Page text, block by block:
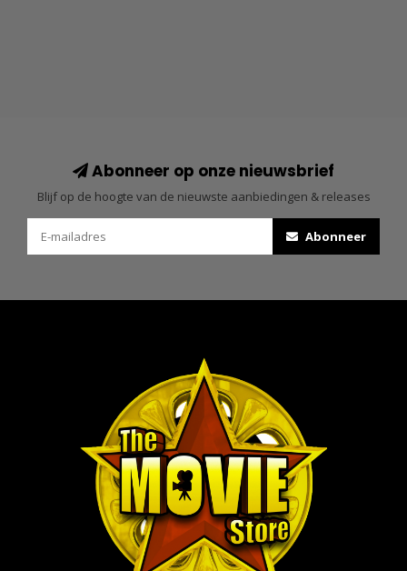
Abonneer op onze nieuwsbrief
Blijf op de hoogte van de nieuwste aanbiedingen & releases
Abonneer